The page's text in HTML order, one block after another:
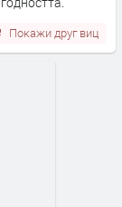
Покажи друг виц